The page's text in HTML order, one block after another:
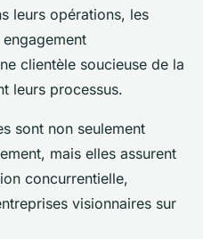
leurs opérations, les
clientèle soucieuse de la
leurs processus.
sont non seulement
mais elles assurent
concurrentielle,
visionnaires sur